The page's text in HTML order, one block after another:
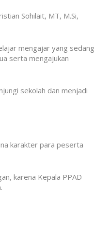
Sohilait, MT, M.Si,
mengajar yang
serta mengajukan
sekolah dan menjadi
karakter para peserta
karena Kepala PPAD